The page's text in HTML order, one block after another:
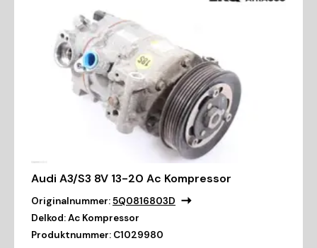
Audi A3/S3 8V 13-20 Ac Kompressor
Originalnummer:5Q0816803D
Delkod:Ac Kompressor
Produktnummer: C1029980